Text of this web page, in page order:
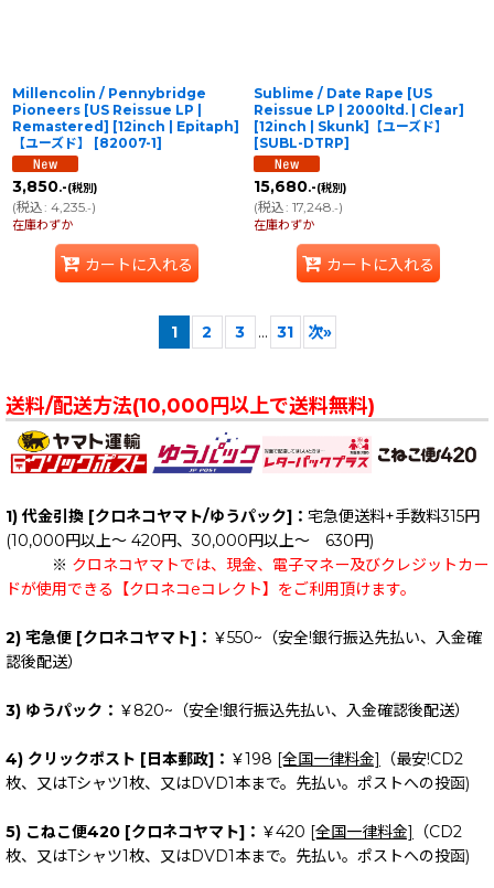
Millencolin / Pennybridge
Pioneers [US Reissue LP |
Remastered] [12inch | Epitaph]
【ユーズド】
[82007-1]
3,850.-(税別)
(税込: 4,235.-)
在庫わずか
カートに入れる
Sublime / Date Rape [US
Reissue LP | 2000ltd. | Clear]
[12inch | Skunk]【ユーズド】
[SUBL-DTRP]
15,680.-(税別)
(税込: 17,248.-)
在庫わずか
カートに入れる
1 2 3 ... 31 次»
送料/配送方法(10,000円以上で送料無料)
1) 代金引換 [クロネコヤマト/ゆうパック]： 宅急便送料+手数料315円
(10,000円以上～ 420円、30,000円以上～ 630円)
※ クロネコヤマトでは、現金、電子マネー及びクレジットカー
ドが使用できる【クロネコeコレクト】をご利用頂けます。
2) 宅急便 [クロネコヤマト]： ￥550~（安全!銀行振込先払い、入金確
認後配送）
3) ゆうパック： ￥820~（安全!銀行振込先払い、入金確認後配送）
4) クリックポスト [日本郵政]： ￥198 [全国一律料金]
（最安!CD2
枚、又はTシャツ1枚、又はDVD1本まで。先払い。ポストへの投函)
5) こねこ便420 [クロネコヤマト]： ￥420 [全国一律料金]
（CD2
枚、又はTシャツ1枚、又はDVD1本まで。先払い。ポストへの投函)